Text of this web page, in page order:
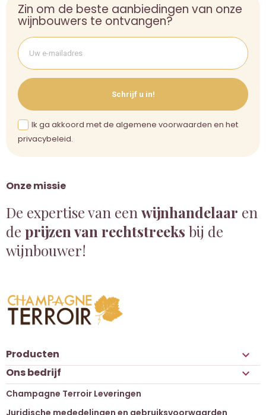
Onze missie
De expertise van een wijnhandelaar en
de prijzen van rechtstreeks bij de
wijnbouwer!
Zin om de beste aanbiedingen van onze
wijnbouwers te ontvangen?
Schrijf u in!
Ik ga akkoord met de algemene voorwaarden en het
privacybeleid.
Producten 
Ons bedrijf 
Champagne Terroir Leveringen
Juridische mededelingen en gebruiksvoorwaarden